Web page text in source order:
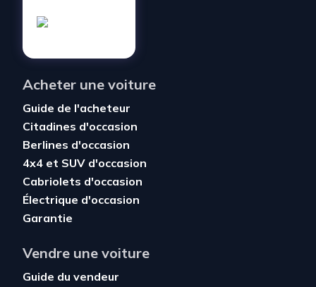
Acheter une voiture
Guide de l'acheteur
Citadines d'occasion
Berlines d'occasion
4x4 et SUV d'occasion
Cabriolets d'occasion
Électrique d'occasion
Garantie
Vendre une voiture
Guide du vendeur